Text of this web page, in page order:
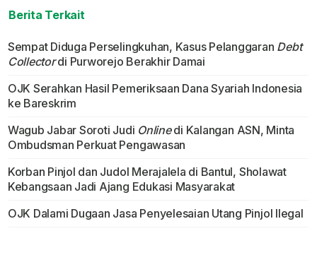
Berita Terkait
Sempat Diduga Perselingkuhan, Kasus Pelanggaran Debt
Collectordi Purworejo Berakhir Damai
OJK Serahkan Hasil Pemeriksaan Dana Syariah Indonesia
ke Bareskrim
Wagub Jabar Soroti Judi Onlinedi Kalangan ASN, Minta
Ombudsman Perkuat Pengawasan
Korban Pinjol dan Judol Merajalela di Bantul, Sholawat
Kebangsaan Jadi Ajang Edukasi Masyarakat
OJK Dalami Dugaan Jasa Penyelesaian Utang Pinjol Ilegal